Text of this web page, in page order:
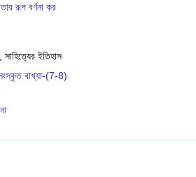
রূপ বর্ণনা কর
ইতিহাস
বাখ্যা-(7-8)